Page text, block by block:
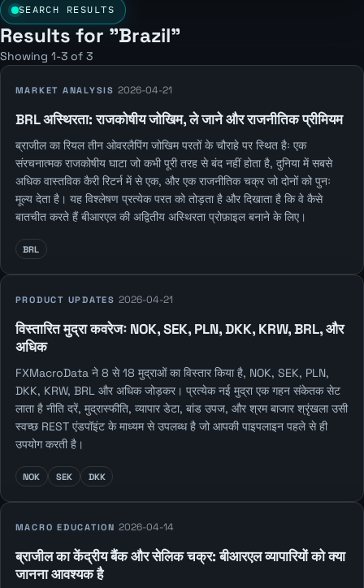
SEARCH RESULTS
Results for "Brazil"
Showing 1-3 of 3
MARKET ANALYSIS 2026-04-21
BRL अस्थिरता: राजकोषीय जोखिम, ले जाने और राजनीतिक प्रीमियम
ब्राजील का रियल तीन ओवरलैपिंग जोखिम परतों के चौराहे पर स्थित हैः एक
संरचनात्मक राजकोषीय घाटा जो कभी पूरी तरह से बंद नहीं होता है, दुनिया में सबसे
अधिक वास्तविक कैरी रिटर्न में से एक, और एक राजनीतिक चक्र जो दोनों को पुनः
मूल्य देता है। यह विश्लेषण प्रत्येक परत को तोड़ता है और दिखाता है कि वे कैसे
बातचीत करते हैं बीआरएल की अद्वितीय अस्थिरता प्रोफ़ाइल बनाने के लिए।
BRL
PRODUCT UPDATES 2026-04-21
विस्तारित मुद्रा कवरेजः NOK, SEK, PLN, DKK, KRW, BRL, और
अधिक
FXMacroData ने 8 से 18 मुद्राओं का विस्तार किया है, NOK, SEK, PLN,
DKK, KRW, BRL और अधिक जोड़कर। प्रत्येक नई मुद्रा एक गहन संकेतक सेट
लाता है नीति दरें, मुद्रास्फीति, व्यापार डेटा, बांड उपज, और श्रम बाजार श्रृंखला उसी
स्वच्छ REST एंडपॉइंट के माध्यम से उपलब्ध है जो आपकी पाइपलाइन पहले से ही
उपयोग करती है।
NOK SEK DKK
MACRO EDUCATION 2026-04-14
ब्राजील का केंद्रीय बैंक और सेलिक चक्र: बीआरएल व्यापारियों को क्या
जानना आवश्यक है